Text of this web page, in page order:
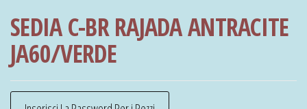
SEDIA C-BR RAJADA ANTRACITE
JA60/VERDE